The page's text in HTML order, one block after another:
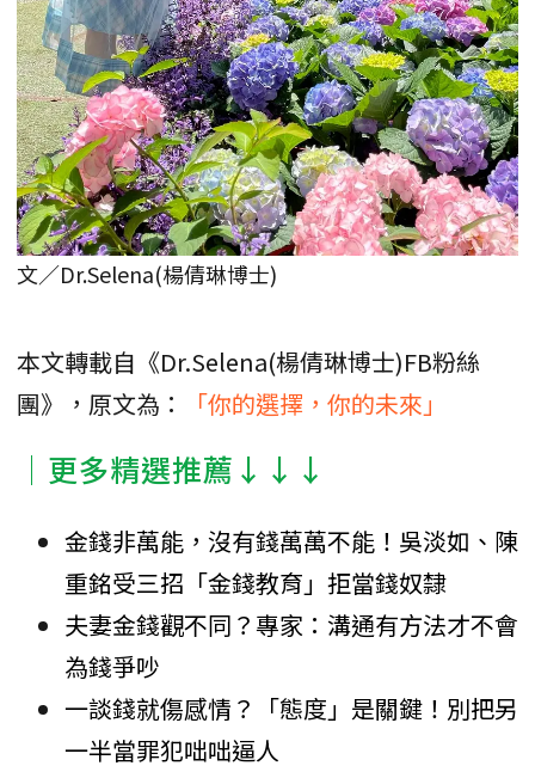
文／Dr.Selena(楊倩琳博士)
本文轉載自《Dr.Selena(楊倩琳博士)FB粉絲
團》，原文為：
「你的選擇，你的未來」
│更多精選推薦↓↓↓
金錢非萬能，沒有錢萬萬不能！吳淡如、陳
重銘受三招「金錢教育」拒當錢奴隸
夫妻金錢觀不同？專家：溝通有方法才不會
為錢爭吵
一談錢就傷感情？「態度」是關鍵！別把另
一半當罪犯咄咄逼人